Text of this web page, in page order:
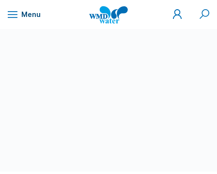
Naar
Menu
WMD
Drinkwater
Mijn
WMD
Zoek